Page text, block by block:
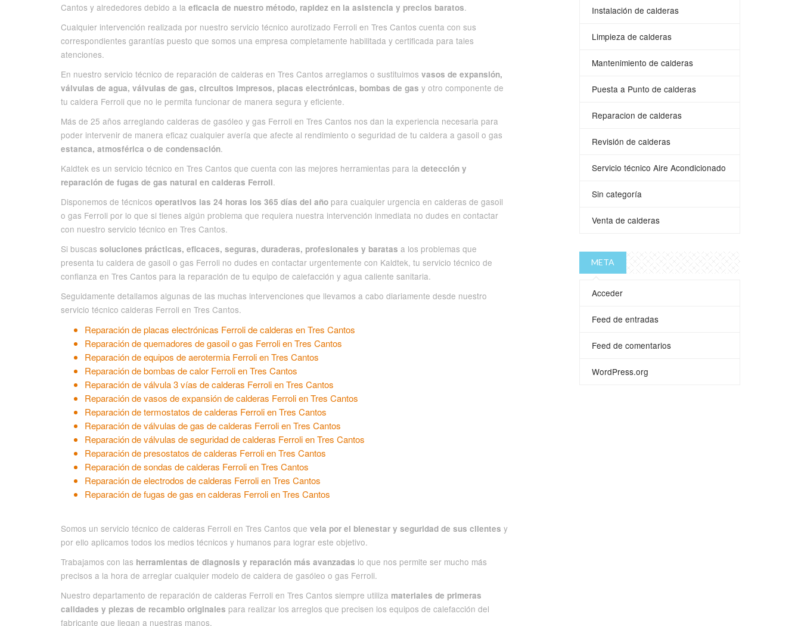
Cantos y alrededores debido a la eficacia de nuestro método, rapidez en la asistencia y precios baratos.
Cualquier intervención realizada por nuestro servicio técnico aurotizado Ferroli en Tres Cantos cuenta con sus
correspondientes garantías puesto que somos una empresa completamente habilitada y certificada para tales
atenciones.
En nuestro servicio técnico de reparación de calderas en Tres Cantos arreglamos o sustituimos vasos de expansión,
válvulas de agua, válvulas de gas, circuitos impresos, placas electrónicas, bombas de gas y otro componente de
tu caldera Ferroli que no le permita funcionar de manera segura y eficiente.
Más de 25 años arreglando calderas de gasóleo y gas Ferroli en Tres Cantos nos dan la experiencia necesaria para
poder intervenir de manera eficaz cualquier avería que afecte al rendimiento o seguridad de tu caldera a gasoil o gas
estanca, atmosférica o de condensación.
Kaldtek es un servicio técnico en Tres Cantos que cuenta con las mejores herramientas para la detección y
reparación de fugas de gas natural en calderas Ferroli.
Disponemos de técnicos operativos las 24 horas los 365 días del año para cualquier urgencia en calderas de gasoil
o gas Ferroli por lo que si tienes algún problema que requiera nuestra intervención inmediata no dudes en contactar
con nuestro servicio técnico en Tres Cantos.
Si buscas soluciones prácticas, eficaces, seguras, duraderas, profesionales y baratas a los problemas que
presenta tu caldera de gasoil o gas Ferroli no dudes en contactar urgentemente con Kaldtek, tu servicio técnico de
confianza en Tres Cantos para la reparación de tu equipo de calefacción y agua caliente sanitaria.
Seguidamente detallamos algunas de las muchas intervenciones que llevamos a cabo diariamente desde nuestro
servicio técnico calderas Ferroli en Tres Cantos.
Reparación de placas electrónicas Ferroli de calderas en Tres Cantos
Reparación de quemadores de gasoil o gas Ferroli en Tres Cantos
Reparación de equipos de aerotermia Ferroli en Tres Cantos
Reparación de bombas de calor Ferroli en Tres Cantos
Reparación de válvula 3 vías de calderas Ferroli en Tres Cantos
Reparación de vasos de expansión de calderas Ferroli en Tres Cantos
Reparación de termostatos de calderas Ferroli en Tres Cantos
Reparación de válvulas de gas de calderas Ferroli en Tres Cantos
Reparación de válvulas de seguridad de calderas Ferroli en Tres Cantos
Reparación de presostatos de calderas Ferroli en Tres Cantos
Reparación de sondas de calderas Ferroli en Tres Cantos
Reparación de electrodos de calderas Ferroli en Tres Cantos
Reparación de fugas de gas en calderas Ferroli en Tres Cantos
Somos un servicio técnico de calderas Ferroli en Tres Cantos que vela por el bienestar y seguridad de sus clientes y
por ello aplicamos todos los medios técnicos y humanos para lograr este objetivo.
Trabajamos con las herramientas de diagnosis y reparación más avanzadas lo que nos permite ser mucho más
precisos a la hora de arreglar cualquier modelo de caldera de gasóleo o gas Ferroli.
Nuestro departamento de reparación de calderas Ferroli en Tres Cantos siempre utiliza materiales de primeras
calidades y piezas de recambio originales para realizar los arreglos que precisen los equipos de calefacción del
fabricante que llegan a nuestras manos.
Instalación de calderas
Limpieza de calderas
Mantenimiento de calderas
Puesta a Punto de calderas
Reparacion de calderas
Revisión de calderas
Servicio técnico Aire Acondicionado
Sin categoría
Venta de calderas
META
Acceder
Feed de entradas
Feed de comentarios
WordPress.org